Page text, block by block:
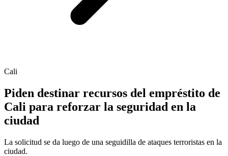
Cali
Piden destinar recursos del empréstito de
Cali para reforzar la seguridad en la
ciudad
La solicitud se da luego de una seguidilla de ataques terroristas en la
ciudad.